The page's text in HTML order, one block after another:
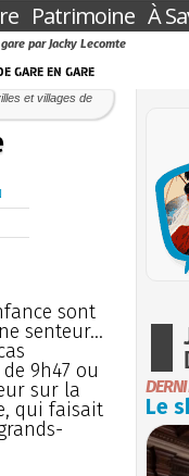
Patrimoine À
par Jacky Lecomte
gare en gare
et villages de
sont
senteur...
9h47 ou
sur la
qui faisait
Le